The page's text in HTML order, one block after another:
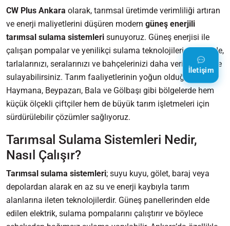
İletişim
CW Plus Ankara olarak, tarımsal üretimde verimliliği artıran
ve enerji maliyetlerini düşüren modern güneş enerjili
tarımsal sulama sistemleri sunuyoruz. Güneş enerjisi ile
çalışan pompalar ve yenilikçi sulama teknolojileri sayesinde,
tarlalarınızı, seralarınızı ve bahçelerinizi daha verimli şekilde
sulayabilirsiniz. Tarım faaliyetlerinin yoğun olduğu Polatlı,
Haymana, Beypazarı, Bala ve Gölbaşı gibi bölgelerde hem
küçük ölçekli çiftçiler hem de büyük tarım işletmeleri için
sürdürülebilir çözümler sağlıyoruz.
Tarımsal Sulama Sistemleri Nedir,
Nasıl Çalışır?
Tarımsal sulama sistemleri; suyu kuyu, gölet, baraj veya
depolardan alarak en az su ve enerji kaybıyla tarım
alanlarına ileten teknolojilerdir. Güneş panellerinden elde
edilen elektrik, sulama pompalarını çalıştırır ve böylece